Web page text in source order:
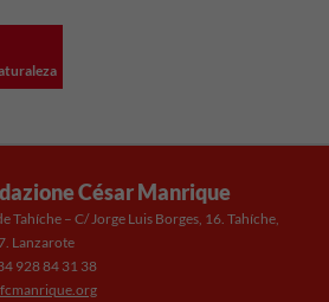
César Manrique
Tahíche – C/ Jorge Luis Borges, 16. Tahíche,
Lanzarote
928 84 31 38